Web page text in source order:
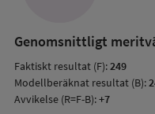
Genomsnittligt
Faktiskt resultat (F):249
Modellberäknat resultat (B):
Avvikelse (R=F-B):+7